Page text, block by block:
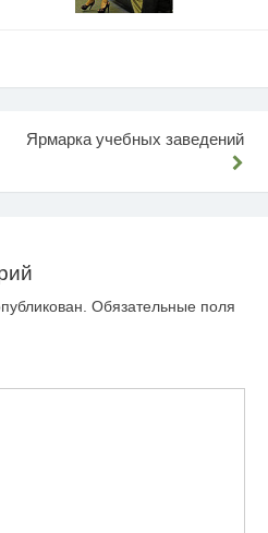
Ярмарка учебных заведений
Обязательные поля